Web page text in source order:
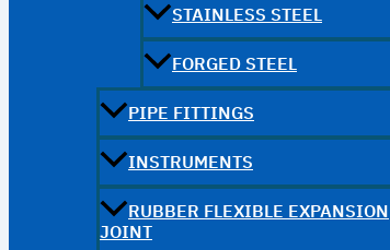
STAINLESS STEEL
FORGED STEEL
PIPE FITTINGS
INSTRUMENTS
RUBBER FLEXIBLE EXPANSION
JOINT